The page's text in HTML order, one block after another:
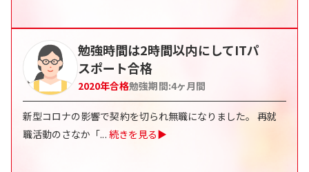
勉強時間は2時間以内にしてITパ
スポート合格
2020年合格勉強期間:4ヶ月間
新型コロナの影響で契約を切られ無職になりました。 再就
職活動のさなか「... 続きを見る▶